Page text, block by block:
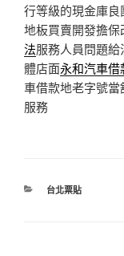
行等級的現金庫良
地板買賣開發擔
法服務人員問題
體店面永和汽車借
車借款地老字號當
服務
分
台北票貼